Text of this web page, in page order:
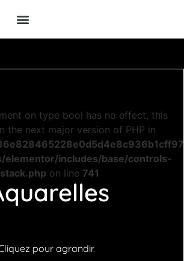
on type bool has no effect, this
the next major version of PHP in
elementor/includes/base/controls-
stack.php on line 741
pour agrandir.